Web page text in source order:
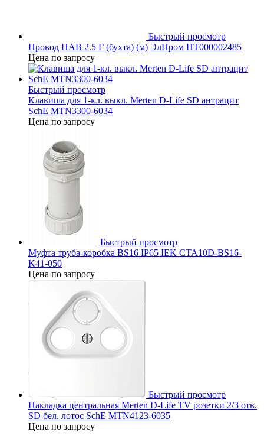
Быстрый просмотр
Провод ПАВ 2.5 Г (бухта) (м) ЭлПром НТ000002485
Цена по запросу
Быстрый просмотр
Клавиша для 1-кл. выкл. Merten D-Life SD антрацит
SchE MTN3300-6034
Цена по запросу
Быстрый просмотр
Муфта труба-коробка BS16 IP65 IEK CTA10D-BS16-
K41-050
Цена по запросу
Быстрый просмотр
Накладка центральная Merten D-Life TV розетки 2/3 отв.
SD бел. лотос SchE MTN4123-6035
Цена по запросу